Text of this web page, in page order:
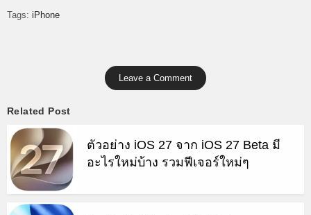
Tags: iPhone
Leave a Comment
Related Post
ตัวอย่าง iOS 27 จาก iOS 27 Beta มี
อะไรใหม่บ้าง รวมฟีเจอร์ใหม่ๆ